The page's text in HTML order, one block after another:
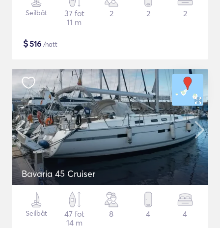
Seilbåt
37 fot
11 m
2 2 2
$516 /natt
Bavaria 45 Cruiser
Seilbåt
47 fot
14 m
8 4 4